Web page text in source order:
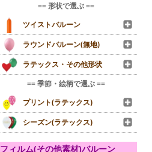
== 形状で選ぶ ==
ツイストバルーン
ラウンドバルーン(無地)
ラテックス・その他形状
== 季節・絵柄で選ぶ ==
プリント(ラテックス)
シーズン(ラテックス)
フィルム(その他素材)バルーン